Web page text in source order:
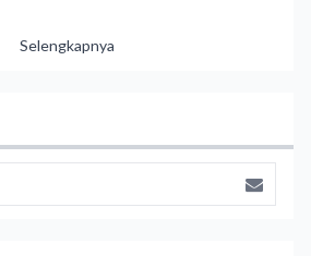
Selengkapnya